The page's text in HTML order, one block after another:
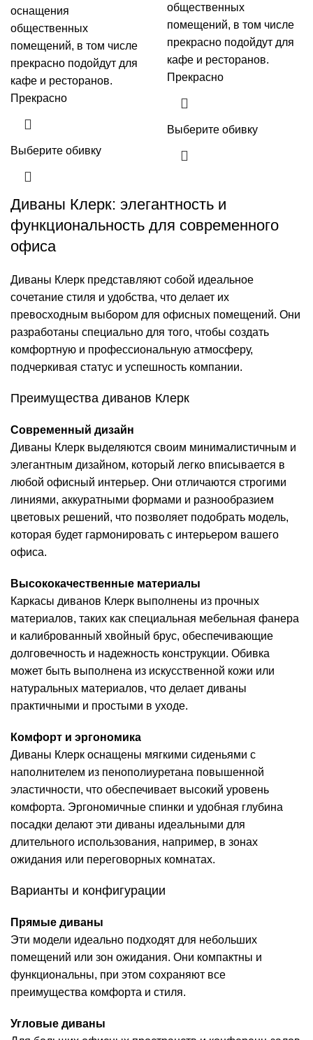
оснащения
общественных
помещений, в том числе
прекрасно подойдут для
кафе и ресторанов.
Прекрасно
Выберите обивку
общественных
помещений, в том числе
прекрасно подойдут для
кафе и ресторанов.
Прекрасно
Выберите обивку
Диваны Клерк: элегантность и
функциональность для современного
офиса
Диваны Клерк представляют собой идеальное
сочетание стиля и удобства, что делает их
превосходным выбором для офисных помещений. Они
разработаны специально для того, чтобы создать
комфортную и профессиональную атмосферу,
подчеркивая статус и успешность компании.
Преимущества диванов Клерк
Современный дизайн
Диваны Клерк выделяются своим минималистичным и
элегантным дизайном, который легко вписывается в
любой офисный интерьер. Они отличаются строгими
линиями, аккуратными формами и разнообразием
цветовых решений, что позволяет подобрать модель,
которая будет гармонировать с интерьером вашего
офиса.
Высококачественные материалы
Каркасы диванов Клерк выполнены из прочных
материалов, таких как специальная мебельная фанера
и калиброванный хвойный брус, обеспечивающие
долговечность и надежность конструкции. Обивка
может быть выполнена из искусственной кожи или
натуральных материалов, что делает диваны
практичными и простыми в уходе.
Комфорт и эргономика
Диваны Клерк оснащены мягкими сиденьями с
наполнителем из пенополиуретана повышенной
эластичности, что обеспечивает высокий уровень
комфорта. Эргономичные спинки и удобная глубина
посадки делают эти диваны идеальными для
длительного использования, например, в зонах
ожидания или переговорных комнатах.
Варианты и конфигурации
Прямые диваны
Эти модели идеально подходят для небольших
помещений или зон ожидания. Они компактны и
функциональны, при этом сохраняют все
преимущества комфорта и стиля.
Угловые диваны